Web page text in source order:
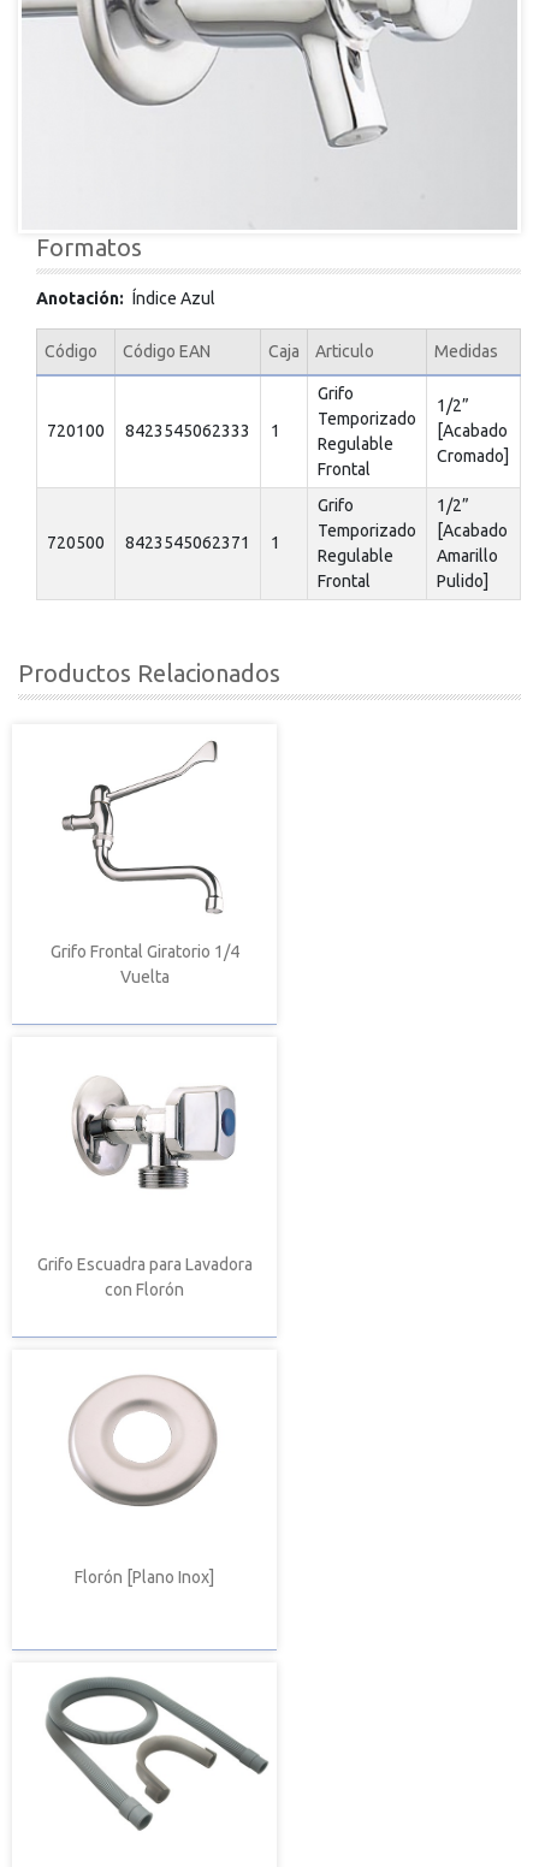
Formatos
Anotación Índice Azul
Código Código EAN Caja Articulo Medidas
720100 8423545062333 1
Grifo
Temporizado
Regulable
Frontal
1/2”
[Acabado
Cromado]
720500 8423545062371 1
Grifo
Temporizado
Regulable
Frontal
1/2”
[Acabado
Amarillo
Pulido]
Productos Relacionados
Grifo Frontal Giratorio 1/4
Vuelta
Grifo Escuadra para Lavadora
con Florón
Florón [Plano Inox]